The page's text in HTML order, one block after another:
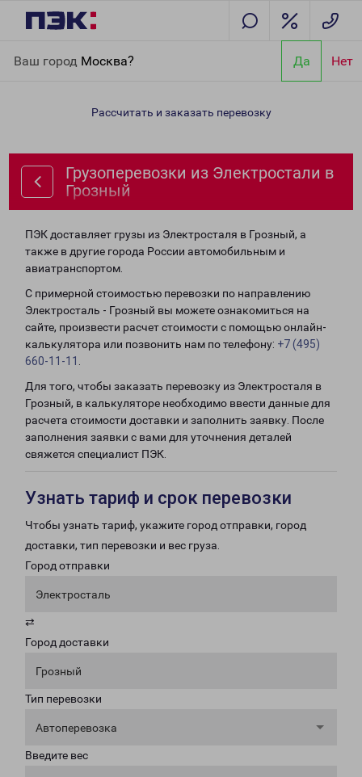
Ваш город Москва? Да Нет
Грозный
Рассчитать и заказать перевозку
Грузоперевозки из Электростали в
Грозный
ПЭК доставляет грузы из Электросталя в Грозный, а
также в другие города России автомобильным и
авиатранспортом.
С примерной стоимостью перевозки по направлению
Электросталь - Грозный вы можете ознакомиться на
сайте, произвести расчет стоимости с помощью онлайн-
калькулятора или позвонить нам по телефону: +7 (495)
660-11-11
Для того, чтобы заказать перевозку из Электросталя в
Грозный, в калькуляторе необходимо ввести данные для
расчета стоимости доставки и заполнить заявку. После
заполнения заявки с вами для уточнения деталей
свяжется специалист ПЭК.
Узнать тариф и срок перевозки
Чтобы узнать тариф, укажите город отправки, город
доставки, тип перевозки и вес груза.
Город отправки
Электросталь
⇄
Город доставки
Грозный
Тип перевозки
Автоперевозка
Введите вес